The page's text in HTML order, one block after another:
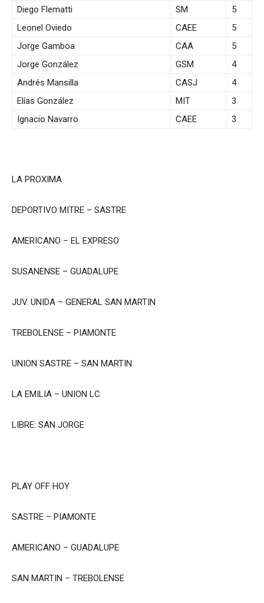
Diego Flematti SM
5
Leonel Oviedo
CAEE
5
Jorge Gamboa
CAA
5
Jorge González
GSM
4
Andrés Mansilla
CASJ
4
Elías González
MIT
3
Ignacio Navarro
CAEE 3
LA PROXIMA
DEPORTIVO MITRE – SASTRE
AMERICANO – EL EXPRESO
SUSANENSE – GUADALUPE
JUV. UNIDA – GENERAL SAN MARTIN
TREBOLENSE – PIAMONTE
UNION SASTRE – SAN MARTIN
LA EMILIA – UNION LC
LIBRE: SAN JORGE
PLAY OFF HOY
SASTRE – PIAMONTE
AMERICANO – GUADALUPE
SAN MARTIN – TREBOLENSE